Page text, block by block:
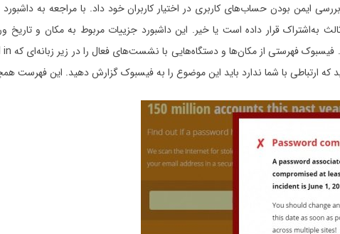
ایمن بودن حساب‌های کاربری در اختیار کاربران خود داد. با مراجعه به
که ارتباطی با شما ندارد باید این موضوع را به فیسبوک گزارش دهید. این